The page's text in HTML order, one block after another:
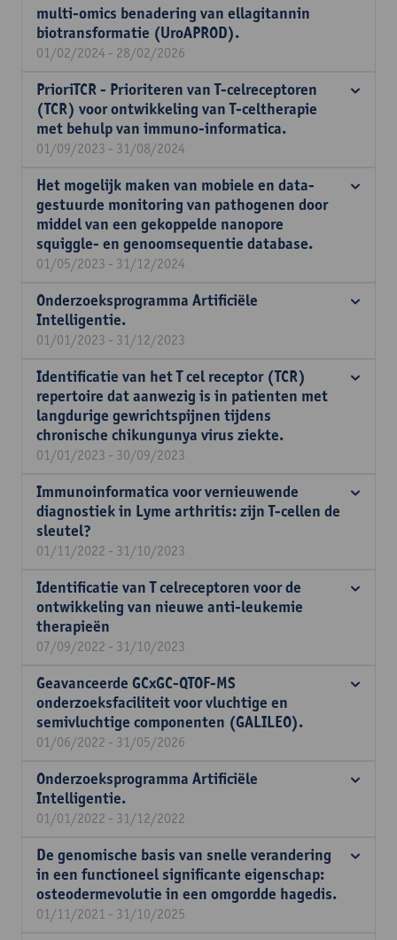
multi-omics benadering van ellagitannin
biotransformatie (UroAPROD).
01/02/2024 - 28/02/2026
PrioriTCR - Prioriteren van T-celreceptoren
(TCR) voor ontwikkeling van T-celtherapie
met behulp van immuno-informatica.
01/09/2023 - 31/08/2024
Het mogelijk maken van mobiele en data-
gestuurde monitoring van pathogenen door
middel van een gekoppelde nanopore
squiggle- en genoomsequentie database.
01/05/2023 - 31/12/2024
Onderzoeksprogramma Artificiële
Intelligentie.
01/01/2023 - 31/12/2023
Identificatie van het T cel receptor (TCR)
repertoire dat aanwezig is in patienten met
langdurige gewrichtspijnen tijdens
chronische chikungunya virus ziekte.
01/01/2023 - 30/09/2023
Immunoinformatica voor vernieuwende
diagnostiek in Lyme arthritis: zijn T-cellen de
sleutel?
01/11/2022 - 31/10/2023
Identificatie van T celreceptoren voor de
ontwikkeling van nieuwe anti-leukemie
therapieën
07/09/2022 - 31/10/2023
Geavanceerde GCxGC-QTOF-MS
onderzoeksfaciliteit voor vluchtige en
semivluchtige componenten (GALILEO).
01/06/2022 - 31/05/2026
Onderzoeksprogramma Artificiële
Intelligentie.
01/01/2022 - 31/12/2022
De genomische basis van snelle verandering
in een functioneel significante eigenschap:
osteodermevolutie in een omgordde hagedis.
01/11/2021 - 31/10/2025